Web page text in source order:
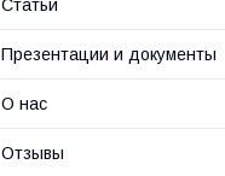
Статьи
Презентации и документы
О нас
Отзывы